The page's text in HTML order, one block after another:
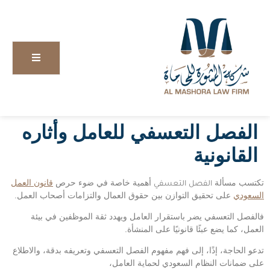
الفصل التعسفي للعامل وأثاره
القانونية
تكتسب مسألة الفصل التعسفي أهمية خاصة في ضوء حرص قانون العمل
السعودي على تحقيق التوازن بين حقوق العمال والتزامات أصحاب العمل.
فالفصل التعسفي يضر باستقرار العامل ويهدد ثقة الموظفين في بيئة
العمل، كما يضع عبئًا قانونيًا على المنشأة.
تدعو الحاجة، إذًا، إلى فهم مفهوم الفصل التعسفي وتعريفه بدقة، والاطلاع
على ضمانات النظام السعودي لحماية العامل،